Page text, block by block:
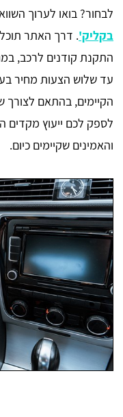
לבחור? בואו לערוך
בקליק'. דרך האתר
התקנת קודנים לרכב,
עד שלוש הצעות מחיר
הקיימים, בהתאם לצורך
לספק לכם ייעוץ מקדים
והאמינים שקיימים כיום.